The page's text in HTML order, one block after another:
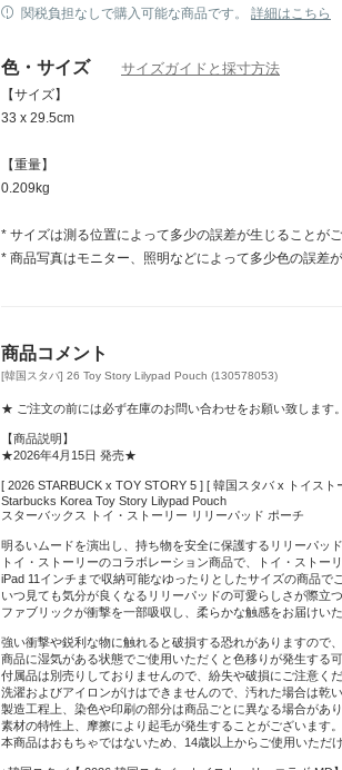
関税負担なしで購入可能な商品です。 詳細はこちら
色・サイズ サイズガイドと採寸方法
【サイズ】
33 x 29.5cm
【重量】
0.209kg
* サイズは測る位置によって多少の誤差が生じることがご
* 商品写真はモニター、照明などによって多少色の誤差
商品コメント
[韓国スタバ] 26 Toy Story Lilypad Pouch (130578053)
★ ご注文の前には必ず在庫のお問い合わせをお願い致します。
【商品説明】
★2026年4月15日 発売★
[ 2026 STARBUCK x TOY STORY 5 ] [ 韓国スタバ x トイス
Starbucks Korea Toy Story Lilypad Pouch
スターバックス トイ・ストーリー リリーパッド ポーチ
明るいムードを演出し、持ち物を安全に保護するリリーパッド
トイ・ストーリーのコラボレーション商品で、トイ・ストー
iPad 11インチまで収納可能なゆったりとしたサイズの商品で
いつ見ても気分が良くなるリリーパッドの可愛らしさが際立つ
ファブリックが衝撃を一部吸収し、柔らかな触感をお届けいた
強い衝撃や鋭利な物に触れると破損する恐れがありますので、
商品に湿気がある状態でご使用いただくと色移りが発生する
付属品は別売りしておりませんので、紛失や破損にご注意くだ
洗濯およびアイロンがけはできませんので、汚れた場合は乾
製造工程上、染色や印刷の部分は商品ごとに異なる場合があ
素材の特性上、摩擦により起毛が発生することがございます。
本商品はおもちゃではないため、14歳以上からご使用いただけ